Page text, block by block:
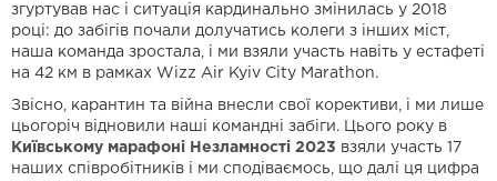
згуртував нас і ситуація кардинально змінилась у 2018
році: до забігів почали долучатись колеги з інших міст,
наша команда зростала, і ми взяли участь навіть у естафеті
на 42 км в рамках Wizz Air Kyiv City Marathon.
Звісно, карантин та війна внесли свої корективи, і ми лише
цьогоріч відновили наші
командні забіги. Цього року в
Київському марафоні Незламності 2023 взяли участь 17
наших співробітників і ми сподіваємось, що далі ця цифра